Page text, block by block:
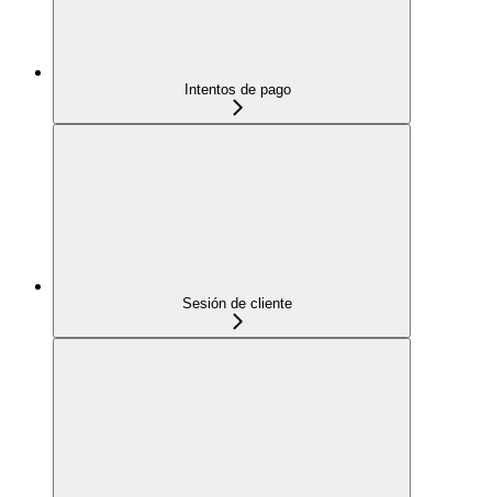
Intentos de pago
Sesión de cliente